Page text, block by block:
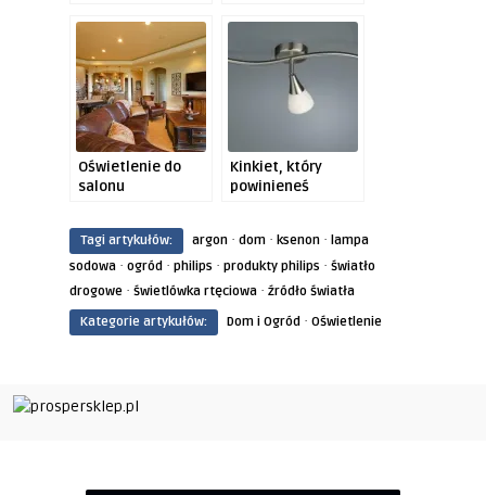
Oświetlenie do
salonu
Kinkiet, który
powinieneś
Tagi artykułów: argon · dom · ksenon · lampa
sodowa · ogród · philips · produkty philips · światło
drogowe · świetlówka rtęciowa · źródło światła
Kategorie artykułów:
Dom i Ogród · Oświetlenie